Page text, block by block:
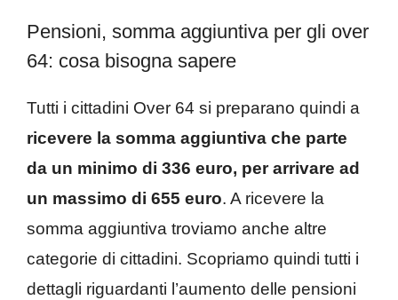
Pensioni, somma aggiuntiva per gli over
64: cosa bisogna sapere
Tutti i cittadini Over 64 si preparano quindi a
ricevere la somma aggiuntiva che parte
da un minimo di 336 euro, per arrivare ad
un massimo di 655 euro. A ricevere la
somma aggiuntiva troviamo anche altre
categorie di cittadini. Scopriamo quindi tutti i
dettagli riguardanti l’aumento delle pensioni